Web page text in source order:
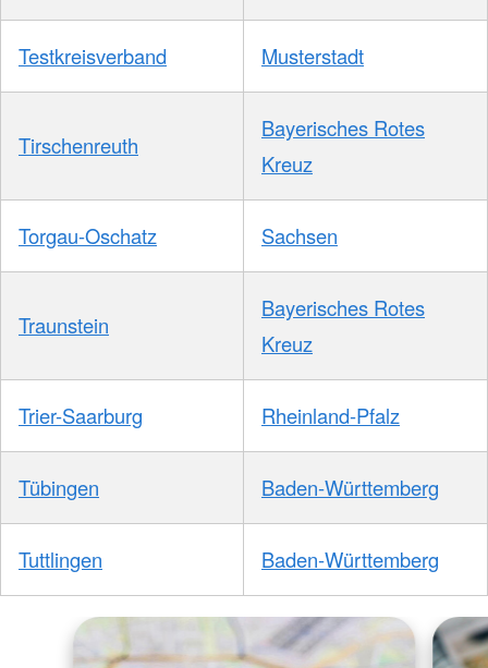
Testkreisverband Musterstadt
Tirschenreuth
Bayerisches Rotes
Kreuz
Torgau-Oschatz Sachsen
Traunstein
Bayerisches Rotes
Kreuz
Trier-Saarburg Rheinland-Pfalz
Tübingen Baden-Württemberg
Tuttlingen Baden-Württemberg